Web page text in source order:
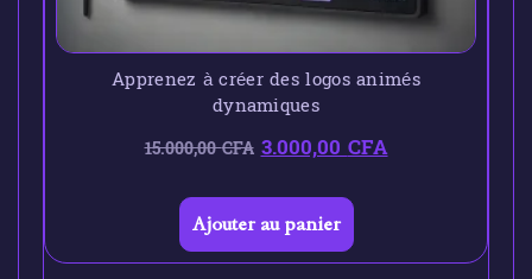
Apprenez à créer des logos animés
dynamiques
15.000,00CFA 3.000,00CFA
Ajouter au panier